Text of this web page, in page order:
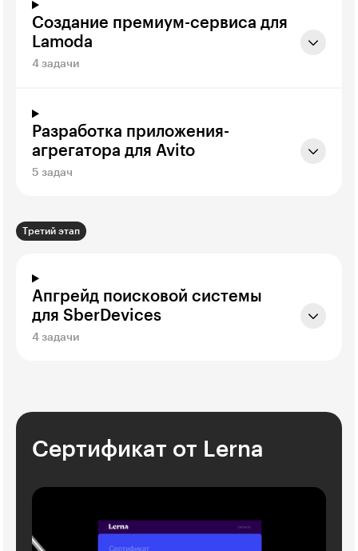
Создание премиум-сервиса для
Lamoda
4 задачи
Разработка приложения-
агрегатора для Avito
5 задач
Третий этап
Апгрейд поисковой системы
для SberDevices
4 задачи
Сертификат от Lerna